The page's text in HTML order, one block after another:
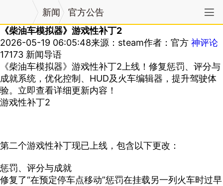
新闻 官方公告
《柴油车模拟器》游戏性补丁2
2026-05-19 06:05:48来源：steam作者：官方 神评论
17173 新闻导语
《柴油车模拟器》游戏性补丁2上线！修复惩罚、评分与
成就系统，优化控制、HUD及火车编辑器，提升驾驶体
验。立即查看详细更新内容！
游戏性补丁2
第二个游戏性补丁现已上线，包含以下更改：
惩罚、评分与成就
修复了“在预定停车点移动”惩罚在挂载另一列火车时过早